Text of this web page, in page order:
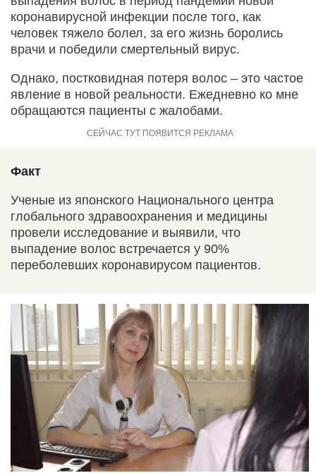
коронавирусной инфекции после того, как
человек тяжело болел, за его жизнь боролись
врачи и победили смертельный вирус.
Однако, постковидная потеря волос – это частое
явление в новой реальности. Ежедневно ко мне
обращаются пациенты с жалобами.
Факт
Ученые из японского Национального центра
глобального здравоохранения и медицины
провели исследование и выявили, что
выпадение волос встречается у 90%
переболевших коронавирусом пациентов.